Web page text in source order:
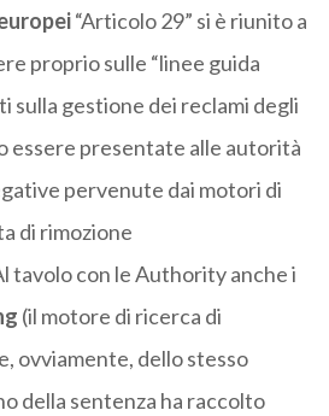
“Articolo 29” si è riunito a
proprio sulle “linee guida
sulla gestione dei reclami degli
essere presentate alle autorità
pervenute dai motori di
di rimozione
tavolo con le Authority anche i
(il motore di ricerca di
e, ovviamente, dello stesso
della sentenza ha raccolto